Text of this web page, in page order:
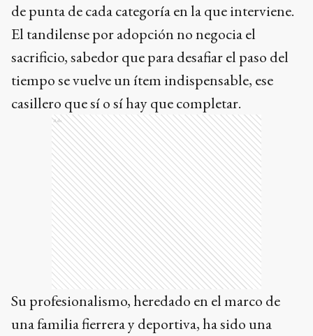
de punta de cada categoría en la que interviene.
El tandilense por adopción no negocia el
sacrificio, sabedor que para desafiar el paso del
tiempo se vuelve un ítem indispensable, ese
casillero que sí o sí hay que completar.
Ads
Su profesionalismo, heredado en el marco de
una familia fierrera y deportiva, ha sido una